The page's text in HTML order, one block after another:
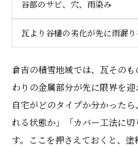
谷部のサビ、穴、雨染み
瓦より谷樋の劣化が先に雨漏
倉吉の積雪地域では、瓦その
わりの金属部分が先に限界を迎
自宅がどのタイプか分かった
れる状態か」「カバー工法に
す。ここを押さえておくと、